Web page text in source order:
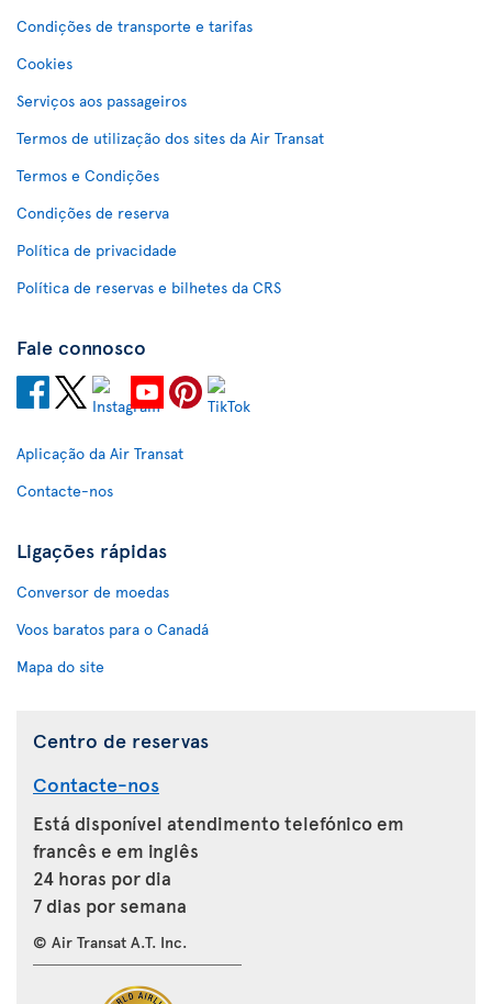
Condições de transporte e tarifas
Cookies
Serviços aos passageiros
Termos de utilização dos sites da Air Transat
Termos e Condições
Condições de reserva
Política de privacidade
Política de reservas e bilhetes da CRS
Fale connosco
Aplicação da Air Transat
Contacte-nos
Ligações rápidas
Conversor de moedas
Voos baratos para o Canadá
Mapa do site
Centro de reservas
Contacte-nos
Está disponível atendimento telefónico em
francês e em inglês
24 horas por dia
7 dias por semana
© Air Transat A.T. Inc.